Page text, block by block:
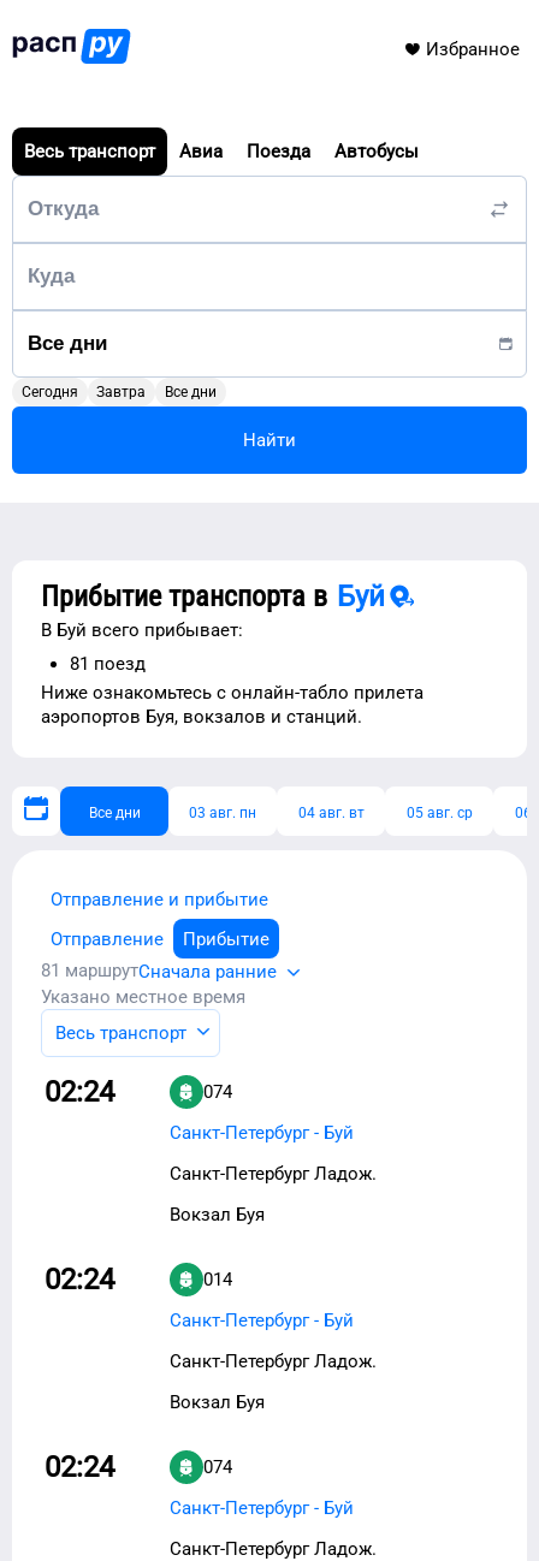
Избранное
Весь транспорт Авиа Поезда Автобусы
Сегодня Завтра Все дни
Найти
Прибытие транспорта в Буй
В Буй всего прибывает:
81 поезд
Ниже ознакомьтесь с онлайн-табло прилета
аэропортов Буя, вокзалов и станций.
Все дни 03 авг. пн 04 авг. вт 05 авг. ср 06
Отправление и прибытие
Отправление
Прибытие
81 маршрутСначала ранние
Указано местное время
Весь транспорт
02:24
074
Санкт-Петербург - Буй
Санкт-Петербург Ладож.
Вокзал Буя
02:24
014
Санкт-Петербург - Буй
Санкт-Петербург Ладож.
Вокзал Буя
02:24
074
Санкт-Петербург - Буй
Санкт-Петербург Ладож.